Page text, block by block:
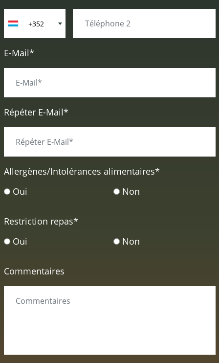
+352
E-Mail*
Répéter E-Mail*
Allergènes/Intolérances alimentaires*
Oui
Non
Restriction repas*
Oui
Non
Commentaires